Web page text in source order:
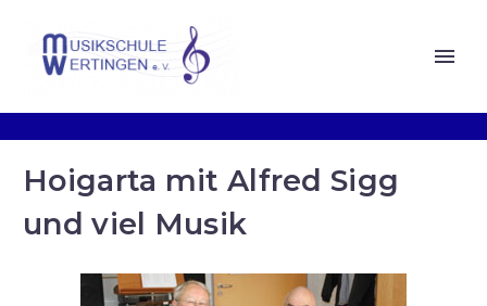
Hoigarta mit Alfred Sigg
und viel Musik